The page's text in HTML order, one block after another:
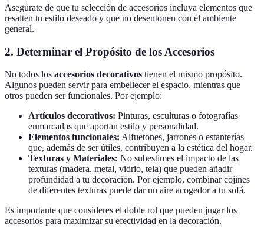
Asegúrate de que tu selección de accesorios incluya elementos que
resalten tu estilo deseado y que no desentonen con el ambiente
general.
2. Determinar el Propósito de los Accesorios
No todos los accesorios decorativos tienen el mismo propósito.
Algunos pueden servir para embellecer el espacio, mientras que
otros pueden ser funcionales. Por ejemplo:
Artículos decorativos: Pinturas, esculturas o fotografías
enmarcadas que aportan estilo y personalidad.
Elementos funcionales: Alfuetones, jarrones o estanterías
que, además de ser útiles, contribuyen a la estética del hogar.
Texturas y Materiales: No subestimes el impacto de las
texturas (madera, metal, vidrio, tela) que pueden añadir
profundidad a tu decoración. Por ejemplo, combinar cojines
de diferentes texturas puede dar un aire acogedor a tu sofá.
Es importante que consideres el doble rol que pueden jugar los
accesorios para maximizar su efectividad en la decoración.